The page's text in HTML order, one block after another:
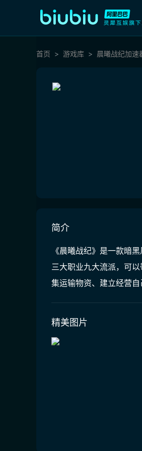
首页 游戏库 晨曦战纪加速
简介
《晨曦战纪》是一款暗
三大职业九大流派，可
集运输物资、建立经营
精美图片